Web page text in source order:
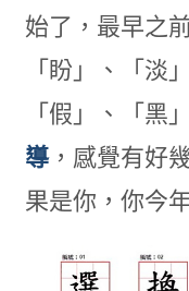
始了，最早之
「盼」、「淡
「假」、「黑
導，感覺有好
果是你，你今